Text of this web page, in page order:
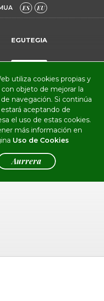
ES EU
EGUTEGIA
utiliza cookies propias y
objeto de mejorar la
navegación. Si continúa
aceptando de
el uso de estas cookies.
más información en
Uso de Cookies
Aurrera